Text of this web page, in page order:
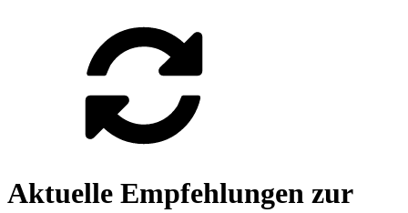
Aktuelle Empfehlungen zur